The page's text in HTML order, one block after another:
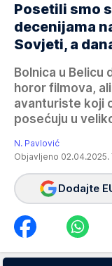
Posetili smo
decenijama
Sovjeti, a
Bolnica u Belicu
horor filmova,
avanturiste koji
posećuju u
N. Pavlović
Objavljeno 02.04.2025.
Dodajte